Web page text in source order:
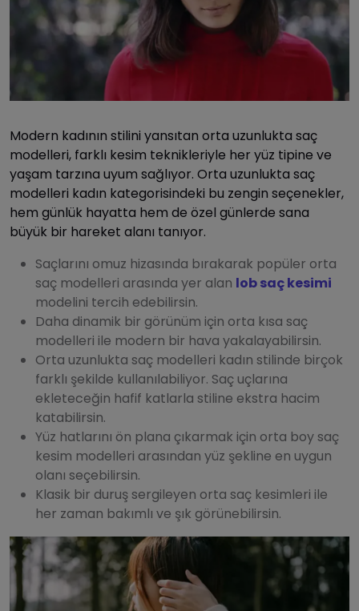
Modern kadının stilini yansıtan orta uzunlukta saç
modelleri, farklı kesim teknikleriyle her yüz tipine ve
yaşam tarzına uyum sağlıyor. Orta uzunlukta saç
modelleri kadın kategorisindeki bu zengin seçenekler,
hem günlük hayatta hem de özel günlerde sana
büyük bir hareket alanı tanıyor.
Saçlarını omuz hizasında bırakarak popüler orta
saç modelleri arasında yer alan lob saç kesimi
modelini tercih edebilirsin.
Daha dinamik bir görünüm için orta kısa saç
modelleri ile modern bir hava yakalayabilirsin.
Orta uzunlukta saç modelleri kadın stilinde birçok
farklı şekilde kullanılabiliyor. Saç uçlarına
ekleteceğin hafif katlarla stiline ekstra hacim
katabilirsin.
Yüz hatlarını ön plana çıkarmak için orta boy saç
kesim modelleri arasından yüz şekline en uygun
olanı seçebilirsin.
Klasik bir duruş sergileyen orta saç kesimleri ile
her zaman bakımlı ve şık görünebilirsin.